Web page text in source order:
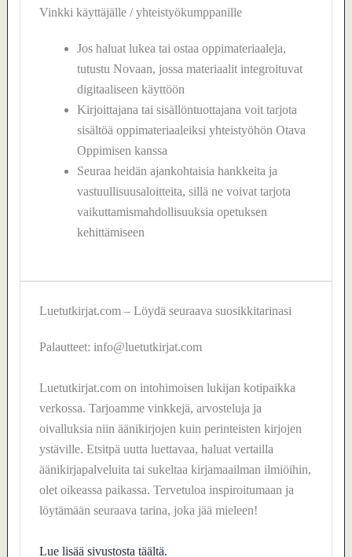
Vinkki käyttäjälle / yhteistyökumppanille
Jos haluat lukea tai ostaa oppimateriaaleja,
tutustu Novaan, jossa materiaalit integroituvat
digitaaliseen käyttöön
Kirjoittajana tai sisällöntuottajana voit tarjota
sisältöä oppimateriaaleiksi yhteistyöhön Otava
Oppimisen kanssa
Seuraa heidän ajankohtaisia hankkeita ja
vastuullisuusaloitteita, sillä ne voivat tarjota
vaikuttamismahdollisuuksia opetuksen
kehittämiseen
Luetutkirjat.com – Löydä seuraava suosikkitarinasi
Palautteet: info@luetutkirjat.com
Luetutkirjat.com on intohimoisen lukijan kotipaikka
verkossa. Tarjoamme vinkkejä, arvosteluja ja
oivalluksia niin äänikirjojen kuin perinteisten kirjojen
ystäville. Etsitpä uutta luettavaa, haluat vertailla
äänikirjapalveluita tai sukeltaa kirjamaailman ilmiöihin,
olet oikeassa paikassa. Tervetuloa inspiroitumaan ja
löytämään seuraava tarina, joka jää mieleen!
Lue lisää sivustosta täältä.